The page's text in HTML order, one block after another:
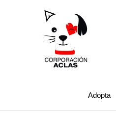
Adopta